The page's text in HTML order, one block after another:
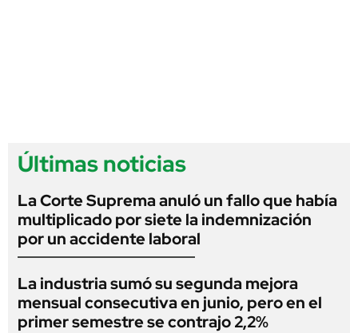
Últimas noticias
La Corte Suprema anuló un fallo que había
multiplicado por siete la indemnización
por un accidente laboral
La industria sumó su segunda mejora
mensual consecutiva en junio, pero en el
primer semestre se contrajo 2,2%